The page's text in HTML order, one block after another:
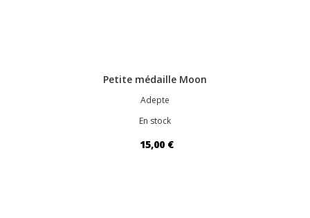
Petite médaille Moon
Adepte
En stock
15,00 €